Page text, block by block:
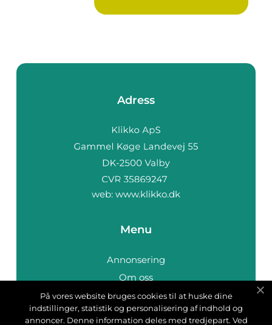
Adress
web: www.klikko.dk
Menu
Annonsering
Om oss
Cookies
Kontakta oss
På vores website bruges cookies til at huske dine
indstillinger, statistik og personalisering af indhold og
annoncer. Denne information deles med tredjepart. Ved